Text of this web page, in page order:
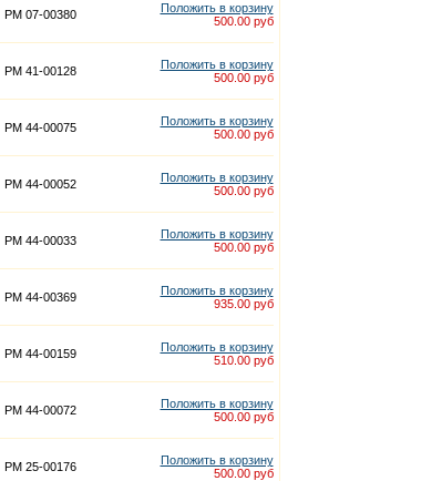
PM 07-00380
Положить в корзину
500.00 руб
PM 41-00128
Положить в корзину
500.00 руб
PM 44-00075
Положить в корзину
500.00 руб
PM 44-00052
Положить в корзину
500.00 руб
PM 44-00033
Положить в корзину
500.00 руб
PM 44-00369
Положить в корзину
935.00 руб
PM 44-00159
Положить в корзину
510.00 руб
PM 44-00072
Положить в корзину
500.00 руб
PM 25-00176
Положить в корзину
500.00 руб